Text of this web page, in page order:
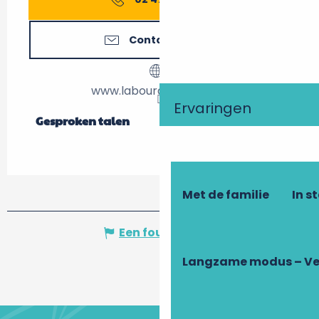
Ervaringen
Met de familie In
Langzame modus –
Contacteer ons
www.labourdaisiere.com
Gesproken talen
Gesproken talen
Een fout melden